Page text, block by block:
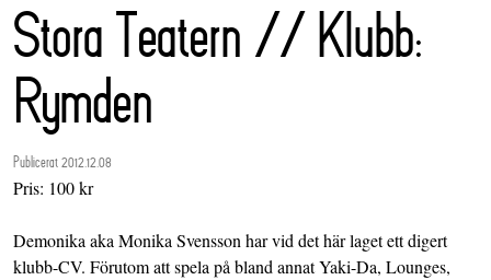
Stora Teatern // Klubb:
Rymden
Publicerat 2012.12.08
Pris: 100 kr
Demonika aka Monika Svensson har vid det här laget ett digert
klubb-CV. Förutom att spela på bland annat Yaki-Da, Lounges,